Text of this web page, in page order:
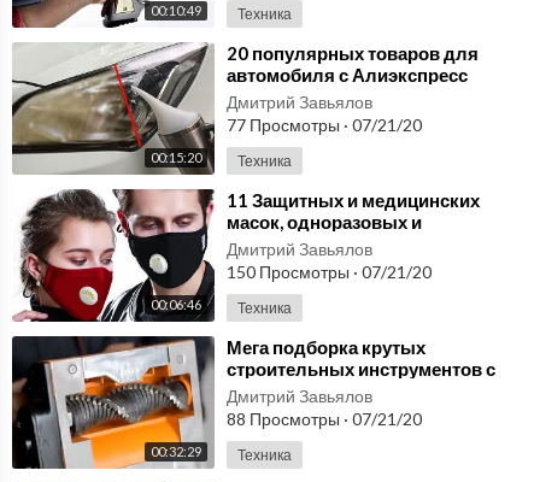
00:10:49 Техника
00:15:20
⁣20 популярных товаров для
автомобиля с Алиэкспресс
Aliexpress покупки для авто №46
Дмитрий Завьялов
77 Просмотры · 07/21/20
Техника
00:06:46
⁣11 Защитных и медицинских
масок, одноразовых и
многоразовых, которые можно
купить на Алиэкспресс
Дмитрий Завьялов
150 Просмотры · 07/21/20
Техника
00:32:29
⁣Мега подборка крутых
строительных инструментов с
Aliexpress, лучшее с Алиэкспресс
2020
Дмитрий Завьялов
88 Просмотры · 07/21/20
Техника